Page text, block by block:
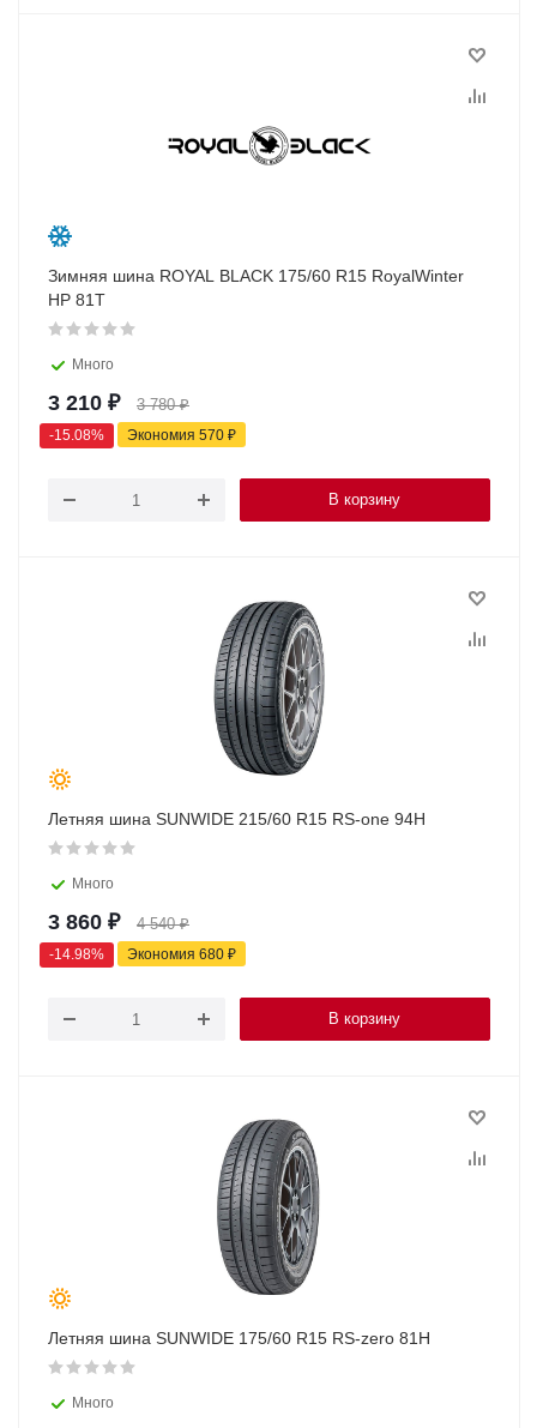
Зимняя шина ROYAL BLACK 175/60 R15 RoyalWinter
HP 81T
Много
3 210 ₽ 3 780₽
-15.08% Экономия 570 ₽
В корзину
Летняя шина SUNWIDE 215/60 R15 RS-one 94H
Много
3 860 ₽ 4 540₽
-14.98% Экономия 680 ₽
В корзину
Летняя шина SUNWIDE 175/60 R15 RS-zero 81H
Много